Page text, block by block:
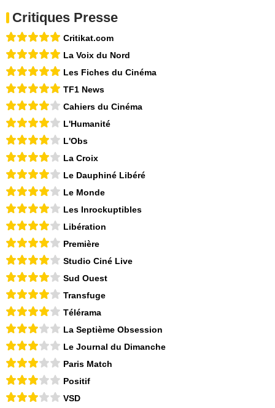
Critiques Presse
Critikat.com
La Voix du Nord
Les Fiches du Cinéma
TF1 News
Cahiers du Cinéma
L'Humanité
L'Obs
La Croix
Le Dauphiné Libéré
Le Monde
Les Inrockuptibles
Libération
Première
Studio Ciné Live
Sud Ouest
Transfuge
Télérama
La Septième Obsession
Le Journal du Dimanche
Paris Match
Positif
VSD